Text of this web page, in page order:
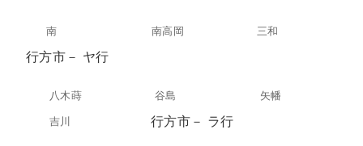
南 南高岡 三和
行方市－ ヤ行
八木蒔 谷島 矢幡
吉川 行方市－ ラ行